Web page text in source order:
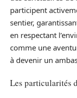
participent
sentier,
en respectant
comme une
à devenir un
Les particularités